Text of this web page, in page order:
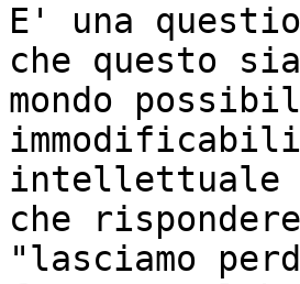
E' una
che questo
mondo
intellettuale
che
"lasciamo